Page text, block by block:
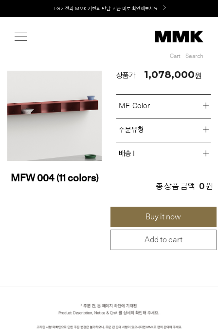
Welcome! 신규 회원가입 시 MMK Shop Coupon (총 60만원) 지급
LG 가전과 MMK 키친의 만남. 지금 바로 확인해보세요.
Cart Search
MFW 004 (11 colors)
상품가 1,078,000원
MF-Color
주문유형
배송 I
총 상품 금액 0 원
Buy it now
Add to cart